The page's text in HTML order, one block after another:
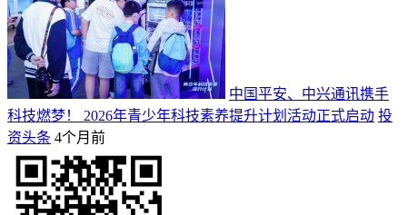
中国平安、中兴通讯携手
科技燃梦！ 2026年青少年科技素养提升计划活动正式启动 投
资头条 4个月前